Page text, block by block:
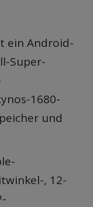
ein Android-
Super-
1680-
und
, 12-